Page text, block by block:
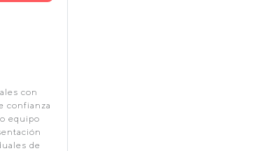
con
confianza
equipo
de